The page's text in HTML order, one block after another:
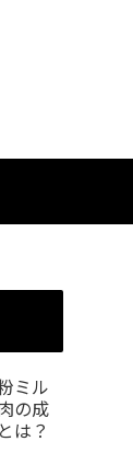
ミル
の成
は？